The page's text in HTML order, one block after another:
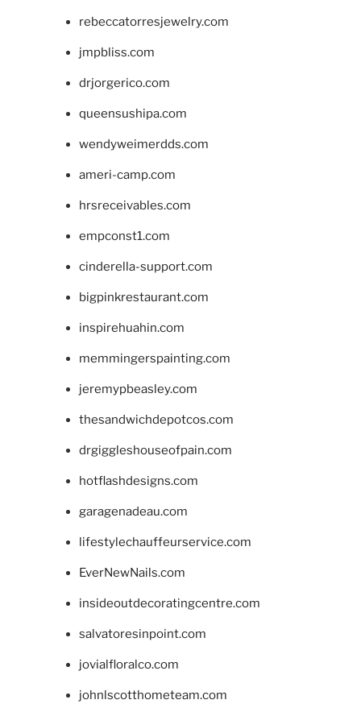
rebeccatorresjewelry.com
jmpbliss.com
drjorgerico.com
queensushipa.com
wendyweimerdds.com
ameri-camp.com
hrsreceivables.com
empconst1.com
cinderella-support.com
bigpinkrestaurant.com
inspirehuahin.com
memmingerspainting.com
jeremypbeasley.com
thesandwichdepotcos.com
drgiggleshouseofpain.com
hotflashdesigns.com
garagenadeau.com
lifestylechauffeurservice.com
EverNewNails.com
insideoutdecoratingcentre.com
salvatoresinpoint.com
jovialfloralco.com
johnlscotthometeam.com